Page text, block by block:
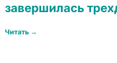
завершилась
Читать →